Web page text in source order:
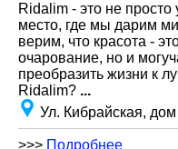
Ridalim - это не
место, где мы дарим
верим, что красота -
очарование, но и
преобразить жизни к
Ridalim? ...
Ул. Кибрайская,
>>> Подробнее